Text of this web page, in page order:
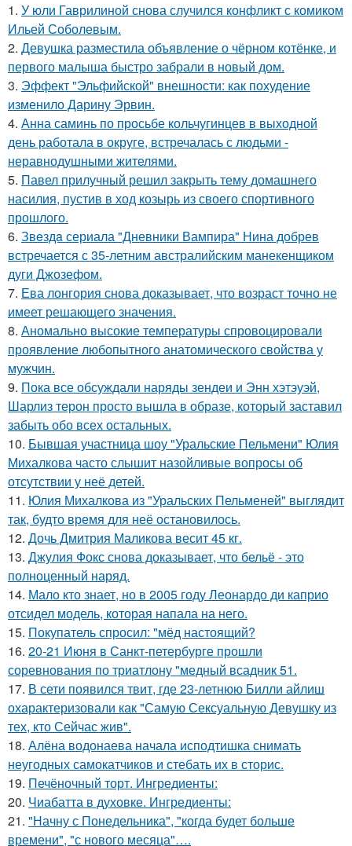
1. У юли Гаврилиной снова случился конфликт с комиком
Ильей Соболевым.
2. Девушка разместила объявление о чёрном котёнке, и
первого малыша быстро забрали в новый дом.
3. Эффект "Эльфийской" внешности: как похудение
изменило Дарину Эрвин.
4. Анна саминь по просьбе кольчугинцев в выходной
день работала в округе, встречалась с людьми -
неравнодушными жителями.
5. Павел прилучный решил закрыть тему домашнего
насилия, пустив в ход козырь из своего спортивного
прошлого.
6. Звeздa сериала "Дневники Вампира" Нина добрев
встречается с 35-летним австралийским манекенщиком
дуги Джозефом.
7. Ева лонгория снова доказывает, что возраст точно не
имеет решающего значения.
8. Аномально высокие температуры спровоцировали
проявление любопытного анатомического свойства у
мужчин.
9. Пока все обсуждали наряды зендеи и Энн хэтэуэй,
Шарлиз терон просто вышла в образе, который заставил
забыть обо всех остальных.
10. Бывшая участница шоу "Уральские Пельмени" Юлия
Михалкова часто слышит назойливые вопросы об
отсутствии у неё детей.
11. Юлия Михалкова из "Уральских Пельменей" выглядит
так, будто время для неё остановилось.
12. Дочь Дмитрия Маликова весит 45 кг.
13. Джулия Фокс снова доказывает, что бельё - это
полноценный наряд.
14. Мало кто знает, но в 2005 году Леонардо ди каприо
отсидел модель, которая напала на него.
15. Покупатель спросил: "мёд настоящий?
16. 20-21 Июня в Санкт-петербурге прошли
соревнования по триатлону "медный всадник 51.
17. В сети появился твит, где 23-летнюю Билли айлиш
охарактеризовали как "Самую Сексуальную Девушку из
тех, кто Сейчас жив".
18. Алёна водонаева начала исподтишка снимать
неугодных самокатчиков и стебать их в сторис.
19. Печёночный торт. Ингредиенты:
20. Чиабатта в духовке. Ингредиенты:
21. "Начну с Понедельника", "когда будет больше
времени", "с нового месяца"….